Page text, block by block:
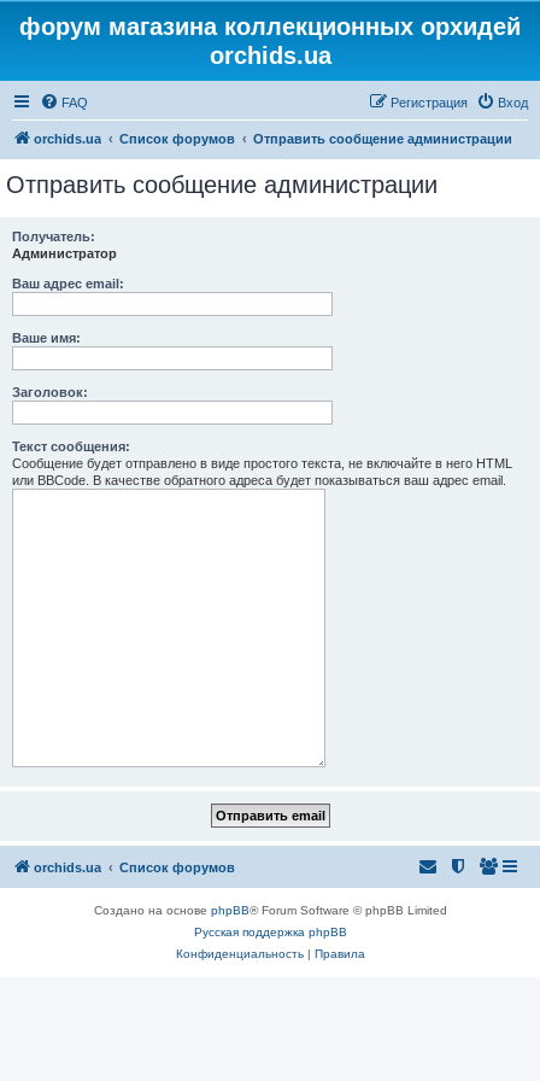
форум магазина коллекционных орхидей
orchids.ua
FAQ Вход
Регистрация
orchids.ua Список форумов Отправить сообщение администрации
Отправить сообщение администрации
Получатель:
Администратор
Ваш адрес email:
Ваше имя:
Заголовок:
Текст сообщения:
Сообщение будет отправлено в виде простого текста, не включайте в него HTML
или BBCode. В качестве обратного адреса будет показываться ваш адрес email.
orchids.ua Список форумов
Создано на основе phpBB® Forum Software © phpBB Limited
Русская поддержка phpBB
Конфиденциальность| Правила